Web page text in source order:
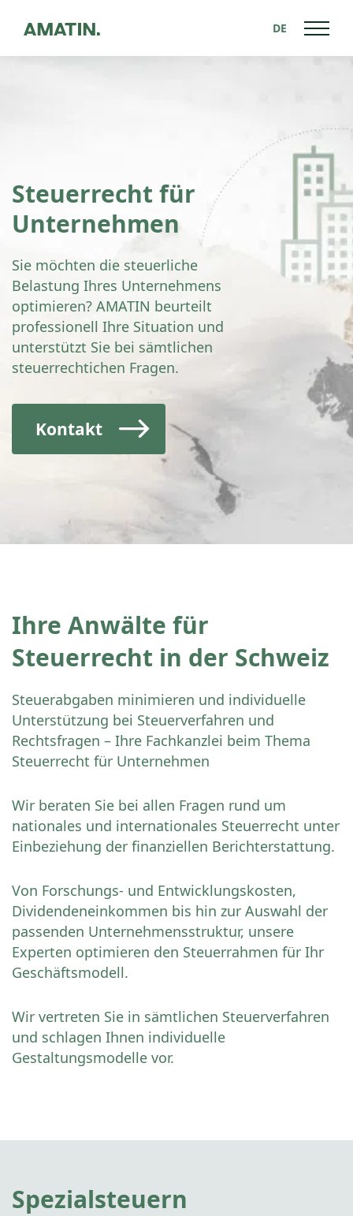
DE
Steuerrecht für
Unternehmen
Sie möchten die steuerliche
Belastung Ihres Unternehmens
optimieren? AMATIN beurteilt
professionell Ihre Situation und
unterstützt Sie bei sämtlichen
steuerrechtichen Fragen.
Kontakt
Ihre Anwälte für
Steuerrecht in der Schweiz
Steuerabgaben minimieren und individuelle
Unterstützung bei Steuerverfahren und
Rechtsfragen – Ihre Fachkanzlei beim Thema
Steuerrecht für Unternehmen
Wir beraten Sie bei allen Fragen rund um
nationales und internationales Steuerrecht unter
Einbeziehung der finanziellen Berichterstattung.
Von Forschungs- und Entwicklungskosten,
Dividendeneinkommen bis hin zur Auswahl der
passenden Unternehmensstruktur, unsere
Experten optimieren den Steuerrahmen für Ihr
Geschäftsmodell.
Wir vertreten Sie in sämtlichen Steuerverfahren
und schlagen Ihnen individuelle
Gestaltungsmodelle vor.
Spezialsteuern